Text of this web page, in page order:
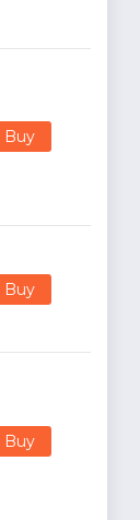
Buy
Buy
Buy